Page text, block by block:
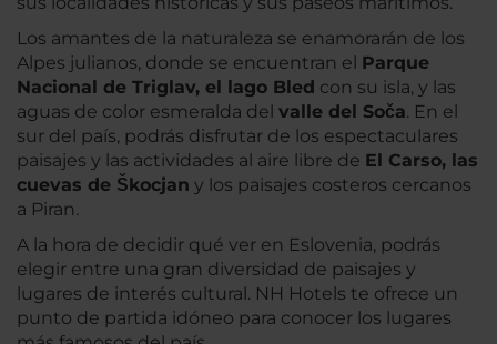
Los amantes de la naturaleza se enamorarán de los
Alpes julianos, donde se encuentran el Parque
Nacional de Triglav, el lago Bled con su isla, y las
aguas de color esmeralda del valle del Soča. En el
sur del país, podrás disfrutar de los espectaculares
paisajes y las actividades al aire libre de El Carso, las
cuevas de Škocjan y los paisajes costeros cercanos
a Piran.
A la hora de decidir qué ver en Eslovenia, podrás
elegir entre una gran diversidad de paisajes y
lugares de interés cultural. NH Hotels te ofrece un
punto de partida idóneo para conocer los lugares